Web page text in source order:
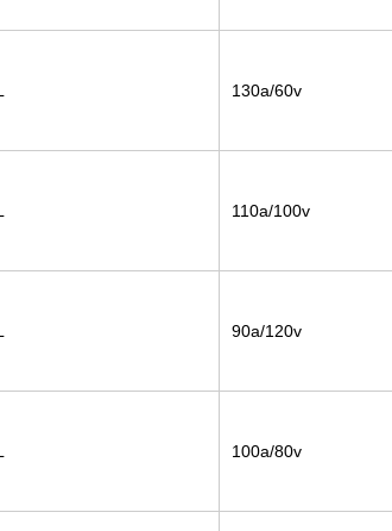
130a/60v
110a/100v
90a/120v
100a/80v